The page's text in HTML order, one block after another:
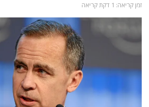
זמן קריאה: 1 דקת קריאה